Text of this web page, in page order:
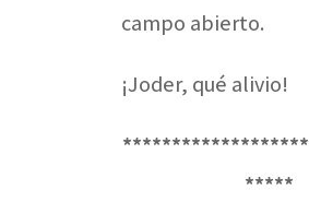
campo abierto.
¡Joder, qué alivio!
*****